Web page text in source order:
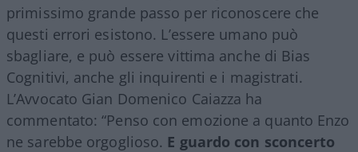
primissimo grande passo per riconoscere che
questi errori esistono. L’essere umano può
sbagliare, e può essere vittima anche di Bias
Cognitivi, anche gli inquirenti e i magistrati.
L’Avvocato Gian Domenico Caiazza ha
commentato: “Penso con emozione a quanto Enzo
ne sarebbe orgoglioso. E guardo con sconcerto